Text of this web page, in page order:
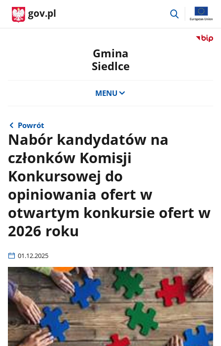
gov.pl
przejdź
Przejdź
Gmina
Siedlce
MENU
Powrót
Nabór kandydatów na
członków Komisji
Konkursowej do
opiniowania ofert w
otwartym konkursie ofert w
2026 roku
01.12.2025